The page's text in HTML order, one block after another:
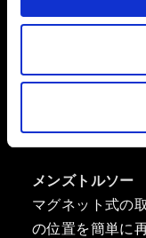
メンズトルソー
マグネット式の
の位置を簡単に